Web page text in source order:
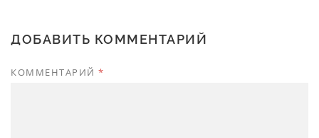
ДОБАВИТЬ КОММЕНТАРИЙ
КОММЕНТАРИЙ *